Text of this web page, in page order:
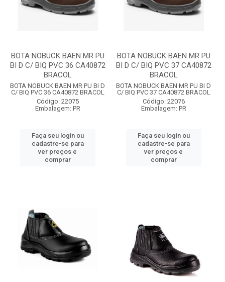
BOTA NOBUCK BAEN MR PU
BI D C/ BIQ PVC 36 CA40872
BRACOL
BOTA NOBUCK BAEN MR PU BI D
C/ BIQ PVC 36 CA40872 BRACOL
Código: 22075
Embalagem: PR
Faça seu login ou
cadastre-se para
ver preços e
comprar
BOTA NOBUCK BAEN MR PU
BI D C/ BIQ PVC 37 CA40872
BRACOL
BOTA NOBUCK BAEN MR PU BI D
C/ BIQ PVC 37 CA40872 BRACOL
Código: 22076
Embalagem: PR
Faça seu login ou
cadastre-se para
ver preços e
comprar